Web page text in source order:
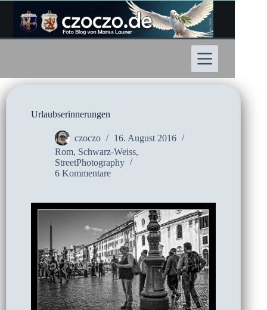
Inhalt
springen
Urlaubserinnerungen
czoczo
16. August 2016
Rom, Schwarz-Weiss,
StreetPhotography
6 Kommentare